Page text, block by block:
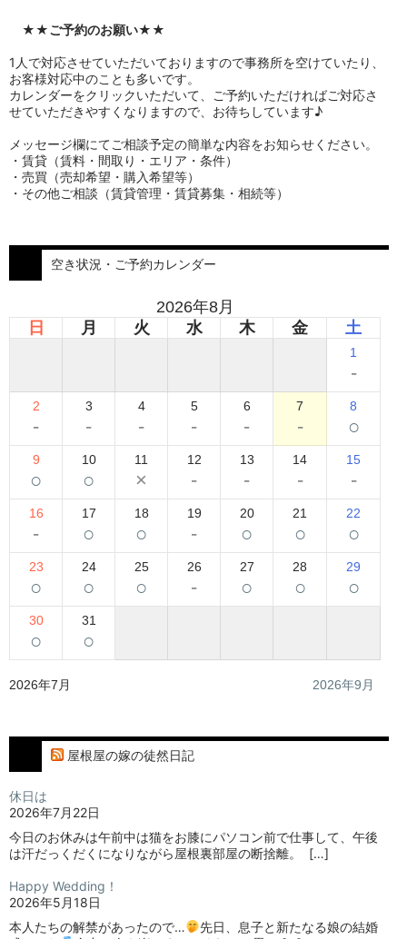
★★ご予約のお願い★★
1人で対応させていただいておりますので事務所を空けていたり、
お客様対応中のことも多いです。
カレンダーをクリックいただいて、ご予約いただければご対応さ
せていただきやすくなりますので、お待ちしています♪
メッセージ欄にてご相談予定の簡単な内容をお知らせください。
・賃貸（賃料・間取り・エリア・条件）
・売買（売却希望・購入希望等）
・その他ご相談（賃貸管理・賃貸募集・相続等）
空き状況・ご予約カレンダー
2026年8月
日
月 火 水 木 金 土
1
-
2
-
3
-
4
-
5
-
6
-
7
-
8
○
9
○
10
○
11
×
12
-
13
-
14
-
15
-
16
-
17
○
18
○
19
-
20
○
21
○
22
○
23
○
24
○
25
○
26
-
27
○
28
○
29
○
30
○
31
○
2026年7月 2026年9月
屋根屋の嫁の徒然日記
休日は
2026年7月22日
今日のお休みは午前中は猫をお膝にパソコン前で仕事して、午後
は汗だっくだくになりながら屋根裏部屋の断捨離。⁡ ⁡ […]
Happy Wedding！
2026年5月18日
本人たちの解禁があったので…
⁡⁡先日、息子と新たなる娘の結婚